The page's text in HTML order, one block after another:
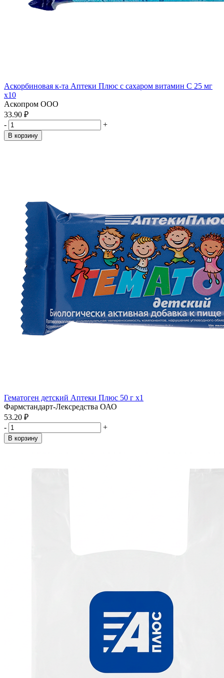
Аскорбиновая к-та Аптеки Плюс с сахаром витамин С 25 мг
x10
Аскопром ООО
33.90 ₽
-
+
В корзину
Гематоген детский Аптеки Плюс 50 г x1
Фармстандарт-Лексредства ОАО
53.20 ₽
-
+
В корзину